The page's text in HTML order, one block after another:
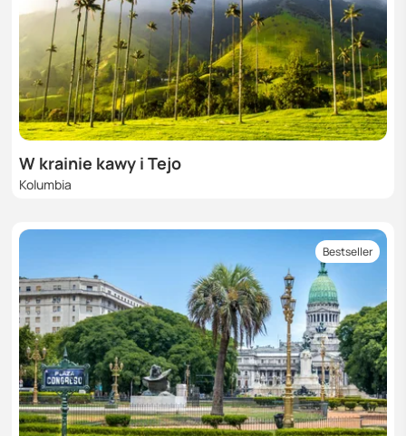
W krainie kawy i Tejo
Kolumbia
Bestseller